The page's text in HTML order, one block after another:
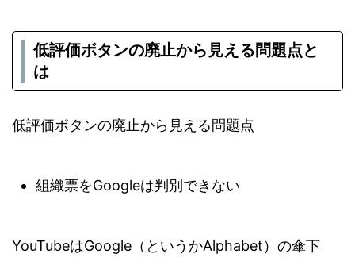
低評価ボタンの廃止から見える問題点と
は
低評価ボタンの廃止から見える問題点
組織票をGoogleは判別できない
YouTubeはGoogle（というかAlphabet）の傘下